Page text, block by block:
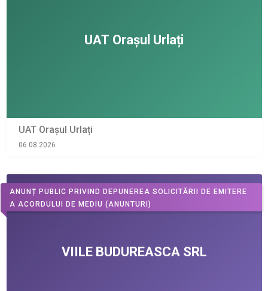
UAT Orașul Urlați
06.08.2026
ANUNȚ PUBLIC PRIVIND DEPUNEREA SOLICITĂRII DE EMITERE
A ACORDULUI DE MEDIU (ANUNTURI)